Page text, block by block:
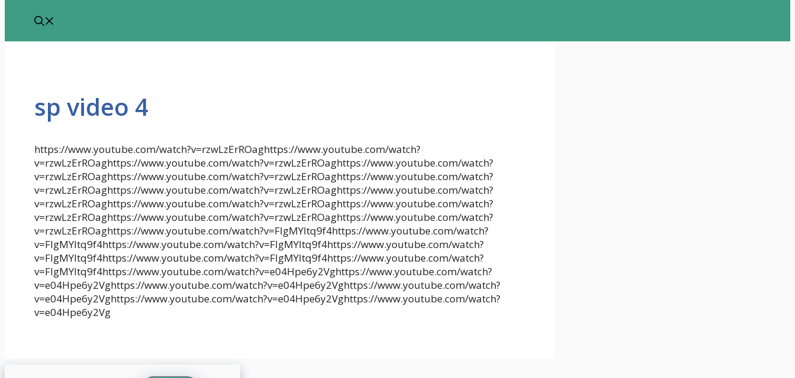
sp video 4
https://www.youtube.com/watch?v=rzwLzErROaghttps://www.youtube.com/watch?
v=rzwLzErROaghttps://www.youtube.com/watch?v=rzwLzErROaghttps://www.youtube.com/watch?
v=rzwLzErROaghttps://www.youtube.com/watch?v=rzwLzErROaghttps://www.youtube.com/watch?
v=rzwLzErROaghttps://www.youtube.com/watch?v=rzwLzErROaghttps://www.youtube.com/watch?
v=rzwLzErROaghttps://www.youtube.com/watch?v=rzwLzErROaghttps://www.youtube.com/watch?
v=rzwLzErROaghttps://www.youtube.com/watch?v=rzwLzErROaghttps://www.youtube.com/watch?
v=rzwLzErROaghttps://www.youtube.com/watch?v=FIgMYItq9f4https://www.youtube.com/watch?
v=FIgMYItq9f4https://www.youtube.com/watch?v=FIgMYItq9f4https://www.youtube.com/watch?
v=FIgMYItq9f4https://www.youtube.com/watch?v=FIgMYItq9f4https://www.youtube.com/watch?
v=FIgMYItq9f4https://www.youtube.com/watch?v=e04Hpe6y2Vghttps://www.youtube.com/watch?
v=e04Hpe6y2Vghttps://www.youtube.com/watch?v=e04Hpe6y2Vghttps://www.youtube.com/watch?
v=e04Hpe6y2Vghttps://www.youtube.com/watch?v=e04Hpe6y2Vghttps://www.youtube.com/watch?
v=e04Hpe6y2Vg